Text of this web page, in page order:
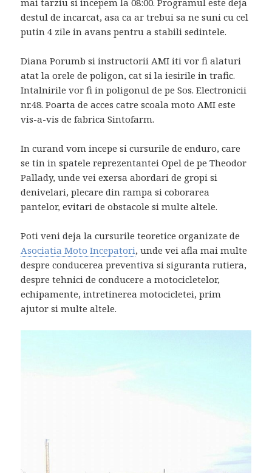
destul de incarcat, asa ca ar trebui sa ne suni cu cel
putin 4 zile in avans pentru a stabili sedintele.
Diana Porumb si instructorii AMI iti vor fi alaturi
atat la orele de poligon, cat si la iesirile in trafic.
Intalnirile vor fi in poligonul de pe Sos. Electronicii
nr.48. Poarta de acces catre scoala moto AMI este
vis-a-vis de fabrica Sintofarm.
In curand vom incepe si cursurile de enduro, care
se tin in spatele reprezentantei Opel de pe Theodor
Pallady, unde vei exersa abordari de gropi si
denivelari, plecare din rampa si coborarea
pantelor, evitari de obstacole si multe altele.
Poti veni deja la cursurile teoretice organizate de
Asociatia Moto Incepatori, unde vei afla mai multe
despre conducerea preventiva si siguranta rutiera,
despre tehnici de conducere a motocicletelor,
echipamente, intretinerea motocicletei, prim
ajutor si multe altele.